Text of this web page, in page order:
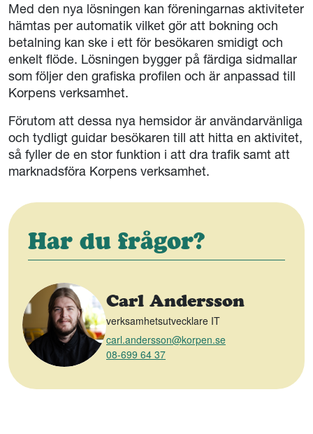
Med den nya lösningen kan föreningarnas aktiviteter
hämtas per automatik vilket gör att bokning och
betalning kan ske i ett för besökaren smidigt och
enkelt flöde. Lösningen bygger på färdiga sidmallar
som följer den grafiska profilen och är anpassad till
Korpens verksamhet.
Förutom att dessa nya hemsidor är användarvänliga
och tydligt guidar besökaren till att hitta en aktivitet,
så fyller de en stor funktion i att dra trafik samt att
marknadsföra Korpens verksamhet.
Har du frågor?
Carl Andersson
verksamhetsutvecklare IT
carl.andersson@korpen.se
08-699 64 37